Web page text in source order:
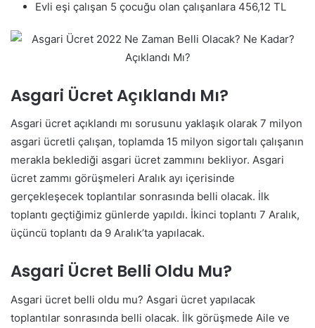
Evli eşi çalışan 5 çocuğu olan çalışanlara 456,12 TL
Asgari Ücret Açıklandı Mı?
Asgari ücret açıklandı mı sorusunu yaklaşık olarak 7 milyon
asgari ücretli çalışan, toplamda 15 milyon sigortalı çalışanın
merakla beklediği asgari ücret zammını bekliyor. Asgari
ücret zammı görüşmeleri Aralık ayı içerisinde
gerçekleşecek toplantılar sonrasında belli olacak. İlk
toplantı geçtiğimiz günlerde yapıldı. İkinci toplantı 7 Aralık,
üçüncü toplantı da 9 Aralık’ta yapılacak.
Asgari Ücret Belli Oldu Mu?
Asgari ücret belli oldu mu? Asgari ücret yapılacak
toplantılar sonrasında belli olacak. İlk görüşmede Aile ve